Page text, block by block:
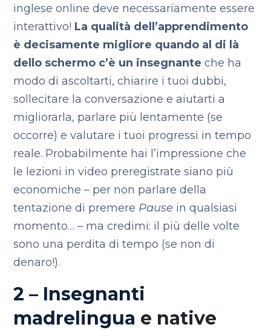
inglese online deve necessariamente essere
interattivo! La qualità dell’apprendimento
è decisamente migliore quando al di là
dello schermo c’è un insegnante che ha
modo di ascoltarti, chiarire i tuoi dubbi,
sollecitare la conversazione e aiutarti a
migliorarla, parlare più lentamente (se
occorre) e valutare i tuoi progressi in tempo
reale. Probabilmente hai l’impressione che
le lezioni in video preregistrate siano più
economiche – per non parlare della
tentazione di premere Pause in qualsiasi
momento… – ma credimi: il più delle volte
sono una perdita di tempo (se non di
denaro!).
2 – Insegnanti
madrelingua e native